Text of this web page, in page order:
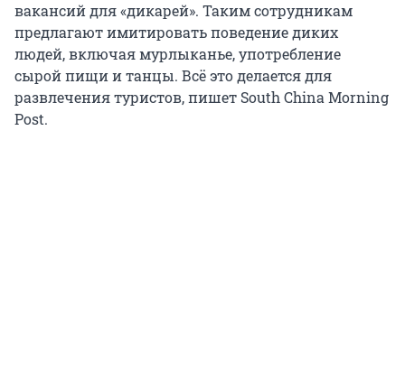
вакансий для «дикарей». Таким сотрудникам
предлагают имитировать поведение диких
людей, включая мурлыканье, употребление
сырой пищи и танцы. Всё это делается для
развлечения туристов, пишет South China Morning
Post.